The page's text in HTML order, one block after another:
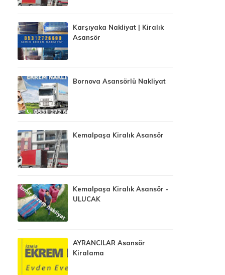
Karşıyaka Nakliyat | Kiralık
Asansör
Bornova Asansörlü Nakliyat
Kemalpaşa Kiralık Asansör
Kemalpaşa Kiralık Asansör -
ULUCAK
AYRANCILAR Asansör
Kiralama